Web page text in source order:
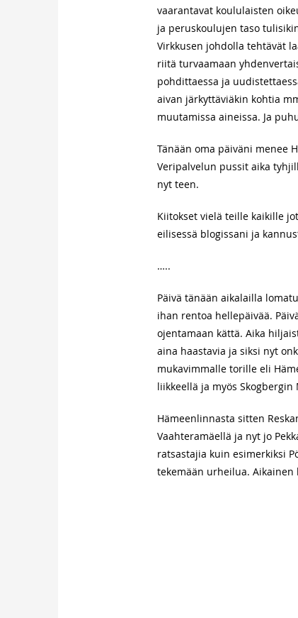
vaarantavat koululaisten
ja peruskoulujen taso
Virkkusen johdolla tehtävät
riitä turvaamaan
pohdittaessa ja
aivan järkyttäviäkin kohtia
muutamissa aineissa. Ja
Tänään oma päiväni menee
Veripalvelun pussit aika
nyt teen.
Kiitokset vielä teille kaikille
eilisessä blogissani ja
…..
Päivä tänään aikalailla
ihan rentoa hellepäivää.
ojentamaan kättä. Aika
aina haastavia ja siksi nyt
mukavimmalle torille eli
liikkeellä ja myös
Hämeenlinnasta sitten
Vaahteramäellä ja nyt jo
ratsastajia kuin esimerkiksi
tekemään urheilua.